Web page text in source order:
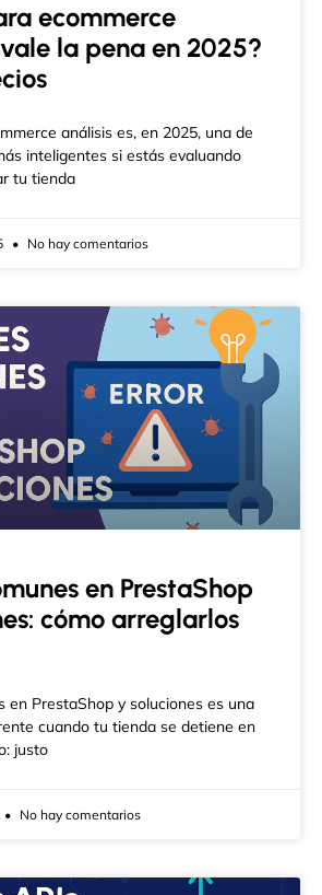
ecommerce
la pena en 2025?
análisis es, en 2025, una de
inteligentes si estás evaluando
tu tienda
No hay comentarios
en PrestaShop
cómo arreglarlos
en PrestaShop y soluciones es una
cuando tu tienda se detiene en
justo
No hay comentarios